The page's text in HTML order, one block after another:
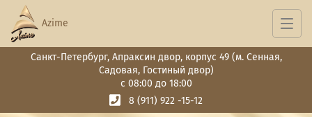
Санкт-Петербург, Апраксин двор, корпус 49 (м. Сенная,
Садовая, Гостиный двор)
с 08:00 до 18:00
8 (911) 922 -15-12
Azime